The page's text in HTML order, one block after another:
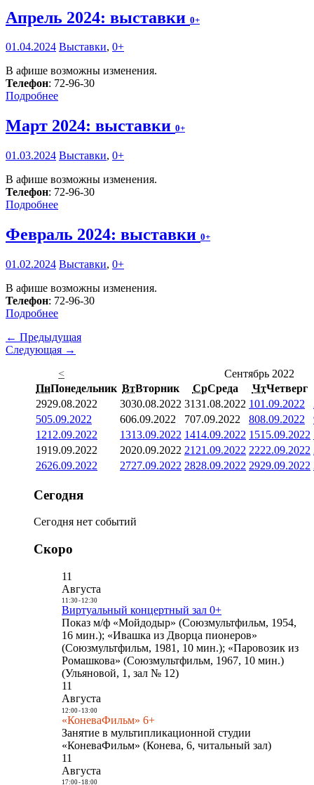
Апрель 2024: выставки 0+
01.04.2024 Выставки, 0+
В афише возможны изменения.
Телефон: 72-96-30
Подробнее
Март 2024: выставки 0+
01.03.2024 Выставки, 0+
В афише возможны изменения.
Телефон: 72-96-30
Подробнее
Февраль 2024: выставки 0+
01.02.2024 Выставки, 0+
В афише возможны изменения.
Телефон: 72-96-30
Подробнее
← Предыдущая
Следующая →
<
Сентябрь 2022
ПнПонедельник ВтВторник СрСреда ЧтЧетверг
2929.08.2022 3030.08.2022 3131.08.2022 101.09.2022
505.09.2022 606.09.2022 707.09.2022 808.09.2022
1212.09.2022 1313.09.2022 1414.09.2022 1515.09.2022
1919.09.2022 2020.09.2022 21 21.09.2022 2222.09.2022
2626.09.2022 2727.09.2022 2828.09.2022 2929.09.2022
Сегодня
Сегодня нет событий
Скоро
11
Августа
11:30- 12:30
Виртуальный концертный зал 0+
Показ м/ф «Мойдодыр» (Союзмультфильм, 1954,
16 мин.); «Ивашка из Дворца пионеров»
(Союзмультфильм, 1981, 10 мин.); «Паровозик из
Ромашкова» (Союзмультфильм, 1967, 10 мин.)
(Ульяновой, 1, зал № 12)
11
Августа
12:00- 13:00
«КоневаФильм» 6+
Занятие в мультипликационной студии
«КоневаФильм» (Конева, 6, читальный зал)
11
Августа
17:00- 18:00